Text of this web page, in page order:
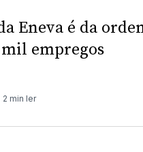
Eneva é da
mil empregos
2 min ler